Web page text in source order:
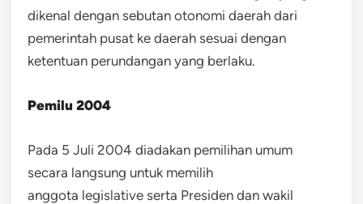
dikenal dengan sebutan otonomi daerah dari
pemerintah pusat ke daerah sesuai dengan
ketentuan perundangan yang berlaku.
Pemilu 2004
Pada 5 Juli 2004 diadakan pemilihan umum
secara langsung untuk memilih
anggota legislative serta Presiden dan wakil